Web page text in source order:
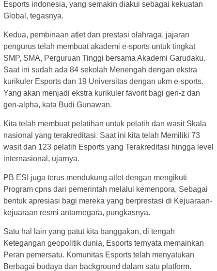
Esports indonesia, yang semakin diakui sebagai kekuatan
Global, tegasnya.
Kedua, pembinaan atlet dan prestasi olahraga, jajaran
pengurus telah membuat akademi e-sports untuk tingkat
SMP, SMA, Perguruan Tinggi bersama Akademi Garudaku.
Saat ini sudah ada 84 sekolah Menengah dengan ekstra
kurikuler Esports dan 19 Universitas dengan ukm e-sports.
Yang akan menjadi ekstra kurikuler favorit bagi gen-z dan
gen-alpha, kata Budi Gunawan.
Kita telah membuat pelatihan untuk pelatih dan wasit Skala
nasional yang terakreditasi. Saat ini kita telah Memiliki 73
wasit dan 123 pelatih Esports yang Terakreditasi hingga level
internasional, ujarnya.
PB ESI juga terus mendukung atlet dengan mengikuti
Program cpns dari pemerintah melalui kemenpora, Sebagai
bentuk apresiasi bagi mereka yang berprestasi di Kejuaraan-
kejuaraan resmi antarnegara, pungkasnya.
Satu hal lain yang patut kita banggakan, di tengah
Ketegangan geopolitik dunia, Esports ternyata memainkan
Peran pemersatu. Komunitas Esports telah menyatukan
Berbagai budaya dan background dalam satu platform.